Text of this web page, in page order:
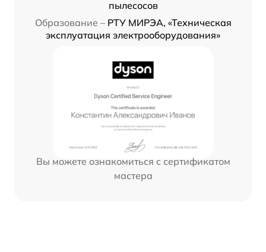
пылесосов
Образование – РТУ МИРЭА, «Техническая
эксплуатация электрооборудования»
Вы можете ознакомиться с сертификатом
мастера